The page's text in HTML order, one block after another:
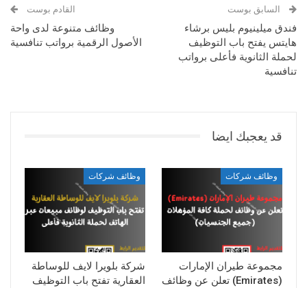
السابق بوست
فندق ميلينيوم بليس برشاء
هايتس يفتح باب التوظيف
لحملة الثانوية فأعلى برواتب
تنافسية
القادم بوست
وظائف متنوعة لدى واحة
الأصول الرقمية برواتب تنافسية
قد يعجبك ايضا
وظائف شركات
مجموعة طيران الإمارات
(Emirates) تعلن عن وظائف
وظائف شركات
شركة بلويرا لايف للوساطة
العقارية تفتح باب التوظيف